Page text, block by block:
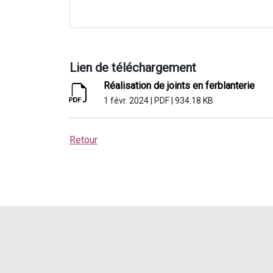
Lien de téléchargement
Réalisation de joints en ferblanterie
1 févr. 2024 PDF 934.18 KB
Retour